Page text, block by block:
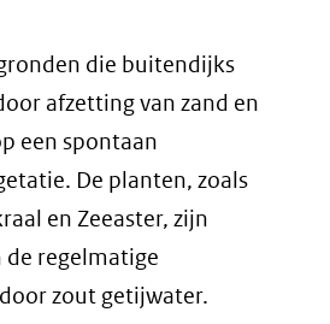
die buitendijks
afzetting van zand en
een spontaan
De planten, zoals
en Zeeaster, zijn
de regelmatige
zout getijwater.